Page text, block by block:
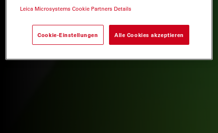
Leica Microsystems Cookie Partners Details
Cookie-Einstellungen Alle Cookies akzeptieren